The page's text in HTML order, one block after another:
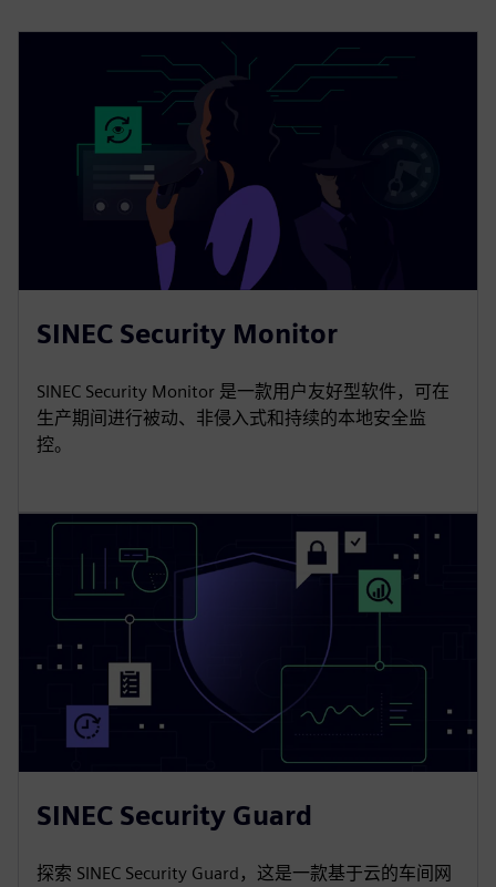
SINEC Security Monitor
SINEC Security Monitor 是一款用户友好型软件，可在
生产期间进行被动、非侵入式和持续的本地安全监
控。
SINEC Security Guard
探索 SINEC Security Guard，这是一款基于云的车间网